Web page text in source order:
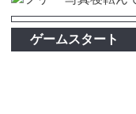
ゲームスタート